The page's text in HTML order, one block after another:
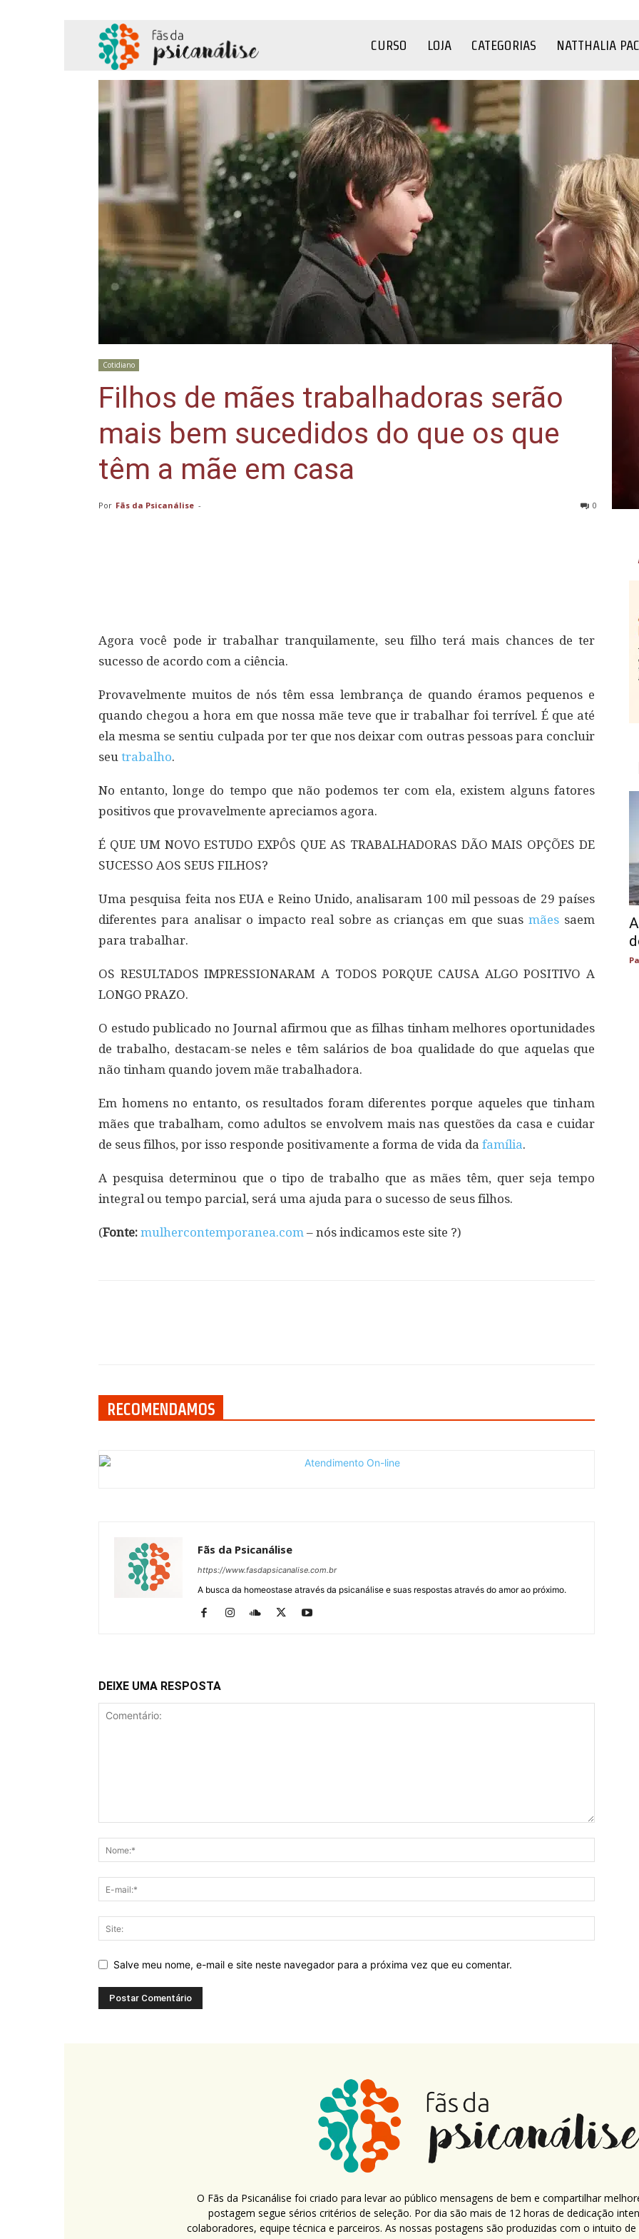
Psicanálise
CURSO LOJA CATEGORIAS NATTHALIA
Cotidiano
Filhos de mães trabalhadoras serão
mais bem sucedidos do que os que
têm a mãe em casa
Por Fãs da Psicanálise - 0
Agora você pode ir trabalhar tranquilamente, seu filho terá mais chances de ter
sucesso de acordo com a ciência.
Provavelmente muitos de nós têm essa lembrança de quando éramos pequenos e
quando chegou a hora em que nossa mãe teve que ir trabalhar foi terrível. É que até
ela mesma se sentiu culpada por ter que nos deixar com outras pessoas para concluir
seu trabalho.
No entanto, longe do tempo que não podemos ter com ela, existem alguns fatores
positivos que provavelmente apreciamos agora.
É QUE UM NOVO ESTUDO EXPÔS QUE AS TRABALHADORAS DÃO MAIS OPÇÕES DE
SUCESSO AOS SEUS FILHOS?
Uma pesquisa feita nos EUA e Reino Unido, analisaram 100 mil pessoas de 29 países
diferentes para analisar o impacto real sobre as crianças em que suasmães saem
para trabalhar.
OS RESULTADOS IMPRESSIONARAM A TODOS PORQUE CAUSA ALGO POSITIVO A
LONGO PRAZO.
O estudo publicado no Journal afirmou que as filhas tinham melhores oportunidades
de trabalho, destacam-se neles e têm salários de boa qualidade do que aquelas que
não tinham quando jovem mãe trabalhadora.
Em homens no entanto, os resultados foram diferentes porque aqueles que tinham
mães que trabalham, como adultos se envolvem mais nas questões da casa e cuidar
de seus filhos, por isso responde positivamente a forma de vida da família.
A pesquisa determinou que o tipo de trabalho que as mães têm, quer seja tempo
integral ou tempo parcial, será uma ajuda para o sucesso de seus filhos.
(Fonte: mulhercontemporanea.com – nós indicamos este site ?)
RECOMENDAMOS
Fãs da Psicanálise
https://www.fasdapsicanalise.com.br
A busca da homeostase através da psicanálise e suas respostas através do amor ao próximo.
DEIXE UMA RESPOSTA
Salve meu nome, e-mail e site neste navegador para a próxima vez que eu comentar.
O Fãs da Psicanálise foi criado para levar ao público mensagens de bem e compartilhar
postagem segue sérios critérios de seleção. Por dia são mais de 12 horas de dedicação
colaboradores, equipe técnica e parceiros. As nossas postagens são produzidas com o intuito